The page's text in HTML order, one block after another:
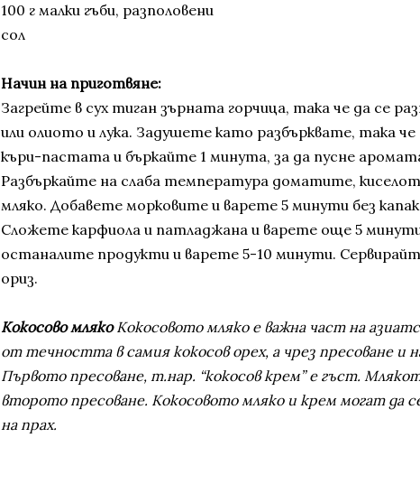
100 г малки гъби, разполовени
сол
Начин на приготвяне:
Загрейте в сух тиган зърната горчица, така че да се
или олиото и лука. Задушете като разбърквате, така
къри-пастата и бъркайте 1 минута, за да пусне
Разбъркайте на слаба температура доматите,
мляко. Добавете морковите и варете 5 минути без
Сложете карфиола и патладжана и варете още 5
останалите продукти и варете 5-10 минути.
ориз.
Кокосово млякоКокосовото мляко е важна част на
от течността в самия кокосов орех, а чрез пресоване и
Първото пресоване, т.нар. “кокосов крем” е гъст.
второто пресоване. Кокосовото мляко и крем могат да
на прах.